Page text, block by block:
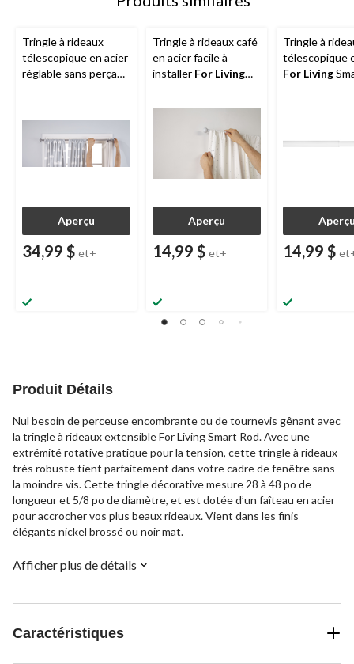
Tringle à rideaux
télescopique en acier
réglable sans perçage
de 7/8 po
Aperçu
34,99 $ et+
Tringle à rideaux café
en acier facile à
installer For Living
couleurs, tailles
Aperçu
14,99 $ et+
Tringle à
télescopique
For Living
14,99 $
Produit Détails
Nul besoin de perceuse encombrante ou de tournevis gênant avec
la tringle à rideaux extensible For Living Smart Rod. Avec une
extrémité rotative pratique pour la tension, cette tringle à rideaux
très robuste tient parfaitement dans votre cadre de fenêtre sans
la moindre vis. Cette tringle décorative mesure 28 à 48 po de
longueur et 5/8 po de diamètre, et est dotée d’un faîteau en acier
pour accrocher vos plus beaux rideaux. Vient dans les finis
élégants nickel brossé ou noir mat.
Afficher plus de détails
Caractéristiques